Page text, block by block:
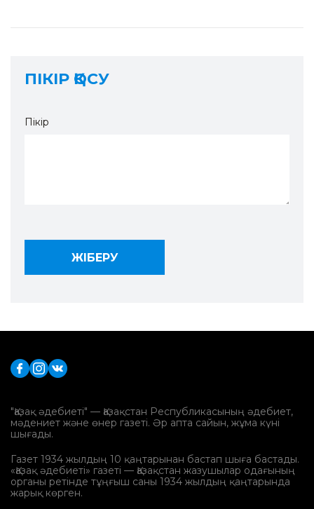
ПІКІР ҚОСУ
Пікір
"Қазақ әдебиеті" — Қазақстан Республикасының әдебиет,
мәдениет және өнер газеті. Әр апта сайын, жұма күні
шығады.
Газет 1934 жылдың 10 қаңтарынан бастап шыға бастады.
«Қазақ әдебиеті» газеті — Қазақстан жазушылар одағының
органы ретінде тұңғыш саны 1934 жылдың қаңтарында
жарық көрген.